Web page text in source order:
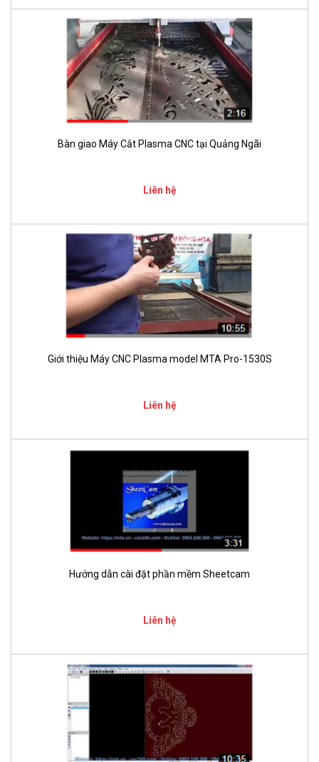
Bàn giao Máy Cắt Plasma CNC tại Quảng Ngãi
Liên hệ
Giới thiệu Máy CNC Plasma model MTA Pro-1530S
Liên hệ
Hướng dẫn cài đặt phần mềm Sheetcam
Liên hệ